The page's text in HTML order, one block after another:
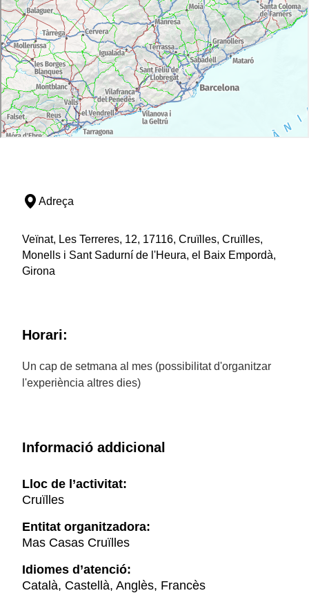
Adreça
Veïnat, Les Terreres, 12, 17116, Cruïlles, Cruïlles,
Monells i Sant Sadurní de l'Heura, el Baix Empordà,
Girona
Horari:
Un cap de setmana al mes (possibilitat d'organitzar
l'experiència altres dies)
Informació addicional
Lloc de l’activitat:
Cruïlles
Entitat organitzadora:
Mas Casas Cruïlles
Idiomes d’atenció:
Català, Castellà, Anglès, Francès